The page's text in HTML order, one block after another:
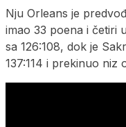
Nju Orleans je
imao 33 poena i četiri
sa 126:108, dok je
137:114 i prekinuo niz